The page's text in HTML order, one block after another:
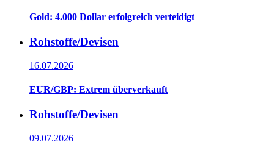
Gold: 4.000 Dollar erfolgreich verteidigt
Rohstoffe/Devisen
16.07.2026
EUR/GBP: Extrem überverkauft
Rohstoffe/Devisen
09.07.2026